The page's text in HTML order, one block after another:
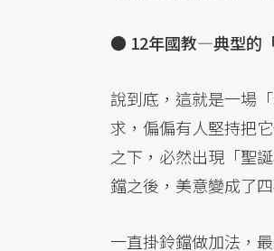
● 12年國教—典型的
說到底，這就是一場
求，偏偏有人堅持把
之下，必然出現「聖
鐺之後，美意變成了
一直掛鈴鐺做加法，